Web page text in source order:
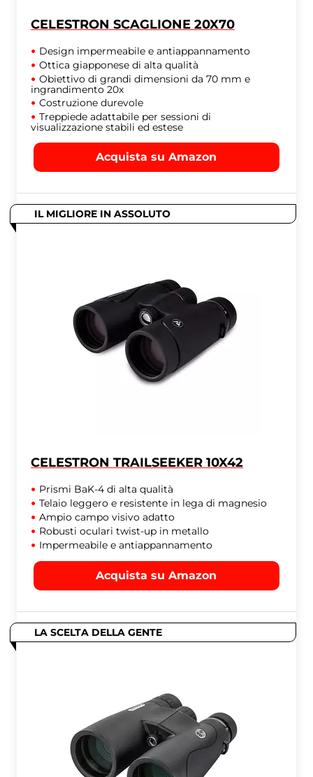
CELESTRON SCAGLIONE 20X70
Design impermeabile e antiappannamento
Ottica giapponese di alta qualità
Obiettivo di grandi dimensioni da 70 mm e
ingrandimento 20x
Costruzione durevole
Treppiede adattabile per sessioni di
visualizzazione stabili ed estese
Acquista su Amazon
IL MIGLIORE IN ASSOLUTO
CELESTRON TRAILSEEKER 10X42
Prismi BaK-4 di alta qualità
Telaio leggero e resistente in lega di magnesio
Ampio campo visivo adatto
Robusti oculari twist-up in metallo
Impermeabile e antiappannamento
Acquista su Amazon
LA SCELTA DELLA GENTE